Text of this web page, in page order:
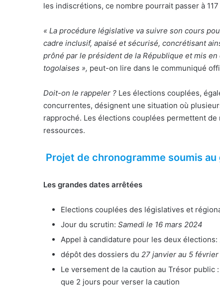
les indiscrétions, ce nombre pourrait passer à 117
« La procédure législative va suivre son cours
cadre inclusif, apaisé et sécurisé, concrétisant
prôné par le président de la République et mis
togolaises », peut-on lire dans le communiqué
Doit-on le rappeler ? Les élections couplées,
concurrentes, désignent une situation où
rapproché. Les élections couplées permettent
ressources.
Projet de chronogramme soumis
Les grandes dates arrêtées
Elections couplées des législatives et
Jour du scrutin: Samedi le 16 mars 2024
Appel à candidature pour les deux élections:
dépôt des dossiers du 27 janvier au 5
Le versement de la caution au Trésor public :
que 2 jours pour verser la caution